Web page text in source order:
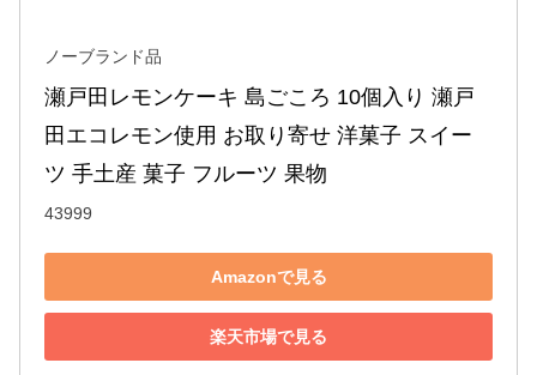
ノーブランド品
瀬戸田レモンケーキ 島ごころ 10個入り 瀬戸
田エコレモン使用 お取り寄せ 洋菓子 スイー
ツ 手土産 菓子 フルーツ 果物
43999
Amazonで見る
楽天市場で見る